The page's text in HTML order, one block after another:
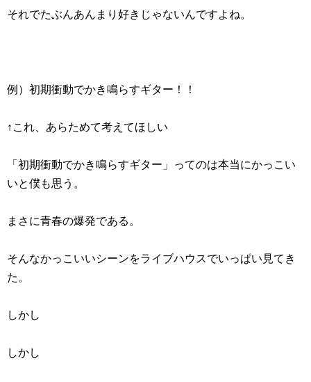
それでたぶんあんまり好きじゃないんですよね。
例）初期衝動でかき鳴らすギター！！
↑これ、あらためて考えてほしい
「初期衝動でかき鳴らすギター」ってのは本当にかっこい
いと僕も思う。
まさに青春の爆発である。
そんなかっこいいシーンをライブハウスでいっぱい見てき
た。
しかし
しかし